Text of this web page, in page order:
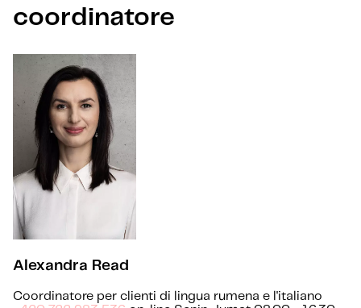
coordinatore
Alexandra Read
Coordinatore per clienti di lingua rumena e l'italiano